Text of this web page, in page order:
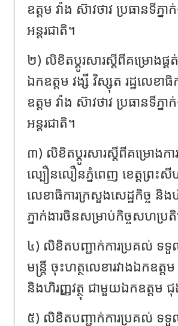
ឧត្តម វ៉ាង ស៊ាវថាវ ប្រធានទីភ្
អន្តរជាតិ។
២) លិខិតប្តូរសារស្តីពីគម្រោងផ្
ឯកឧត្តម វង្សី វិស្សុត រដ្ឋលេខា
ឧត្តម វ៉ាង ស៊ាវថាវ ប្រធានទីភ្
អន្តរជាតិ។
៣) លិខិតប្តូរសារស្តីពីគម្រោង​កា
ល្បឿនលឿនភ្នំពេញ ខេត្តព្រះសី
លេខាធិការក្រសួងសេដ្ឋកិច្ច និង
ភ្នាក់ងារចិនសម្រាប់​កិច្ចសហ​ប្រតិ​
៤) លិខិតបញ្ជាក់ការប្រគល់ ទទួល
មន្រ្តី ចុះហត្ថលេខារវាងឯកឧត្ត
និងហិរញ្ញវត្ថុ ជាមួយឯកឧត្តម ជុ
៥) លិខិតបញ្ជាក់ការប្រគល់ ទទួ